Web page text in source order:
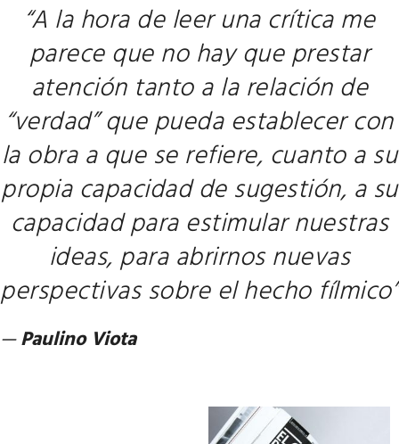
“A la hora de leer una crítica me
parece que no hay que prestar
atención tanto a la relación de
“verdad” que pueda establecer con
la obra a que se refiere, cuanto a su
propia capacidad de sugestión, a su
capacidad para estimular nuestras
ideas, para abrirnos nuevas
perspectivas sobre el hecho fílmico”
—Paulino Viota